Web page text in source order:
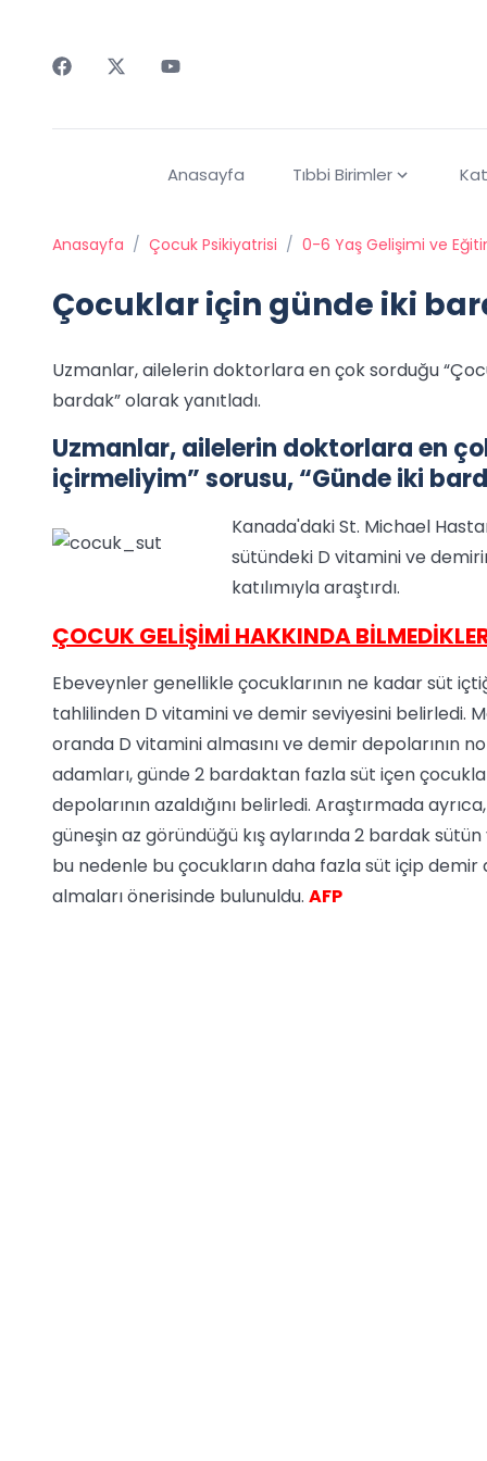
Anasayfa Tıbbi Birimler
Anasayfa / Çocuk Psikiyatrisi / 0-6 Yaş Gelişimi ve
Çocuklar için günde iki
Uzmanlar, ailelerin doktorlara en çok sorduğu
bardak” olarak yanıtladı.
Uzmanlar, ailelerin doktorlara en
içirmeliyim” sorusu, “Günde iki
Kanada'daki St. Michael
sütündeki D vitamini ve
katılımıyla araştırdı.
ÇOCUK GELİŞİMİ HAKKINDA
Ebeveynler genellikle çocuklarının ne kadar süt
tahlilinden D vitamini ve demir seviyesini belirledi.
oranda D vitamini almasını ve demir depolarının
adamları, günde 2 bardaktan fazla süt içen
depolarının azaldığını belirledi. Araştırmada
güneşin az göründüğü kış aylarında 2 bardak
bu nedenle bu çocukların daha fazla süt içip
almaları önerisinde bulunuldu. AFP